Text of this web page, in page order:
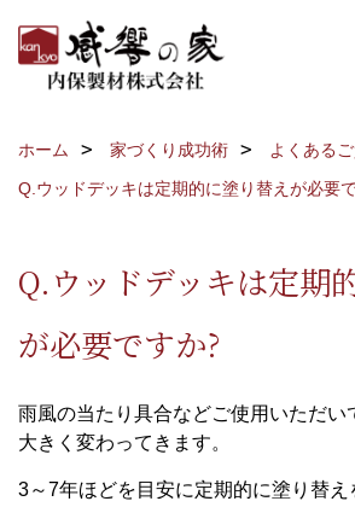
ホーム 家づくり成功術
よくある
Q.ウッドデッキは定期的に塗り替えが必要
Q.ウッドデッキは定期
が必要ですか?
雨風の当たり具合などご使用いただい
大きく変わってきます。
3～7年ほどを目安に定期的に塗り替え